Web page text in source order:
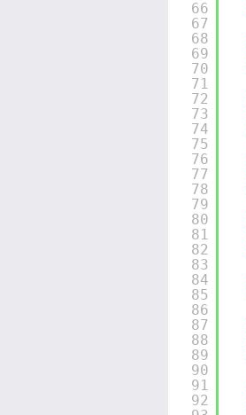
66
67
68
69
70
71
72
73
74
75
76
77
78
79
80
81
82
83
84
85
86
87
88
89
90
91
92